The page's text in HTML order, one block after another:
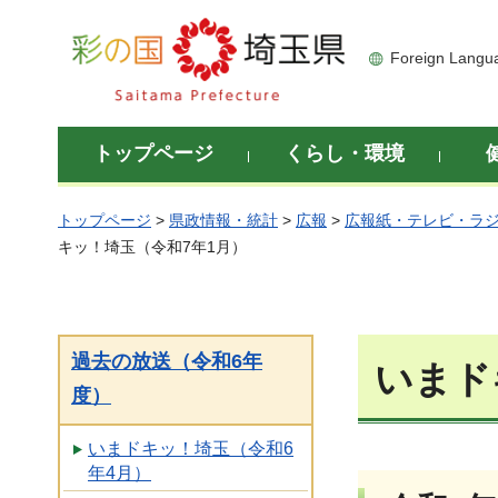
彩の国 埼玉県
Foreign
トップページ くらし・環境
トップページ > 県政情報・統計 > 広報 > 広報紙・テレビ・ラ
キッ！埼玉（令和7年1月）
過去の放送（令和6年
度）
いまドキッ！埼玉（令和6
年4月）
いま